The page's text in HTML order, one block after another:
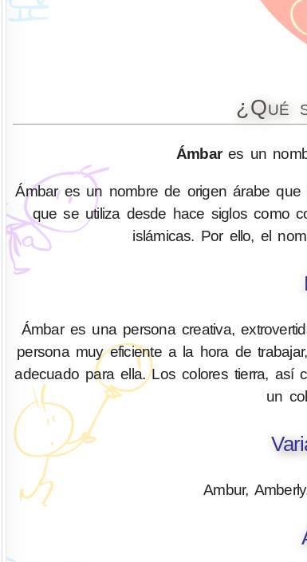
¿Qué
Ámbares un
Ámbar es un nombre de origen árabe
que se utiliza desde hace siglos como
islámicas. Por ello, el
Ámbar es una persona creativa,
persona muy eficiente a la hora de
adecuado para ella. Los colores tierra,
un
Ambur,